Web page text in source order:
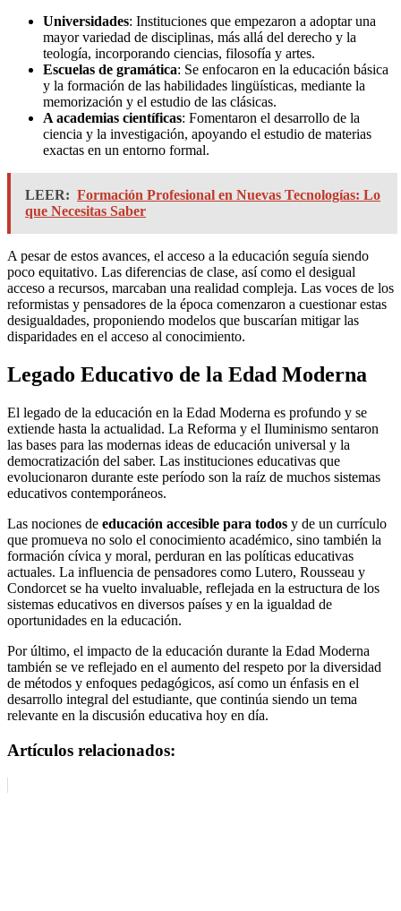
Universidades: Instituciones que empezaron a adoptar una
mayor variedad de disciplinas, más allá del derecho y la
teología, incorporando ciencias, filosofía y artes.
Escuelas de gramática: Se enfocaron en la educación básica
y la formación de las habilidades lingüísticas, mediante la
memorización y el estudio de las clásicas.
A academias científicas: Fomentaron el desarrollo de la
ciencia y la investigación, apoyando el estudio de materias
exactas en un entorno formal.
LEER: Formación Profesional en Nuevas Tecnologías: Lo
que Necesitas Saber
A pesar de estos avances, el acceso a la educación seguía siendo
poco equitativo. Las diferencias de clase, así como el desigual
acceso a recursos, marcaban una realidad compleja. Las voces de los
reformistas y pensadores de la época comenzaron a cuestionar estas
desigualdades, proponiendo modelos que buscarían mitigar las
disparidades en el acceso al conocimiento.
Legado Educativo de la Edad Moderna
El legado de la educación en la Edad Moderna es profundo y se
extiende hasta la actualidad. La Reforma y el Iluminismo sentaron
las bases para las modernas ideas de educación universal y la
democratización del saber. Las instituciones educativas que
evolucionaron durante este período son la raíz de muchos sistemas
educativos contemporáneos.
Las nociones de educación accesible para todos y de un currículo
que promueva no solo el conocimiento académico, sino también la
formación cívica y moral, perduran en las políticas educativas
actuales. La influencia de pensadores como Lutero, Rousseau y
Condorcet se ha vuelto invaluable, reflejada en la estructura de los
sistemas educativos en diversos países y en la igualdad de
oportunidades en la educación.
Por último, el impacto de la educación durante la Edad Moderna
también se ve reflejado en el aumento del respeto por la diversidad
de métodos y enfoques pedagógicos, así como un énfasis en el
desarrollo integral del estudiante, que continúa siendo un tema
relevante en la discusión educativa hoy en día.
Artículos relacionados: